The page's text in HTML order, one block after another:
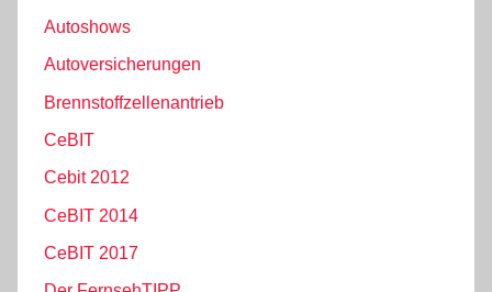
Autoshows
Autoversicherungen
Brennstoffzellenantrieb
CeBIT
Cebit 2012
CeBIT 2014
CeBIT 2017